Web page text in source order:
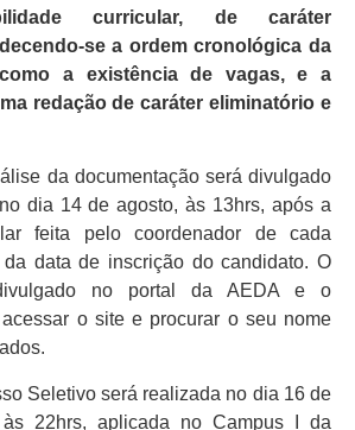
curricular, de caráter
se a ordem cronológica da
a existência de vagas,
e a
redação de caráter eliminatório e
da documentação será divulgado
dia 14 de agosto, às 13hrs, após a
feita pelo coordenador de cada
data de inscrição do candidato. O
no portal da AEDA e o
o site e procurar o seu nome
Seletivo será realizada no dia 16 de
22hrs, aplicada no Campus I da